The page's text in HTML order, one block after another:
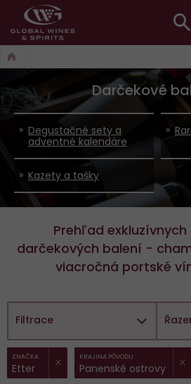
Hlavní
menu,
košík,
vyhledávání,
přihlášení
Darčekové
Degustačné sety a
adventné kalendáre
Kazety a tašky
Prehľad
darčekových balení -
viacročná portské
Filtrace
Vybrané
filtry:
ZNAČKA
Etter
ZRUŠIT FILTR
KRAJINA PÔVODU
Panenské ostrovy